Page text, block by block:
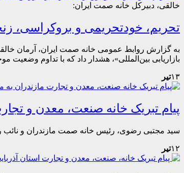
خالقی، دبیرکل خانه صمت ایران:
تحریم، خودتحریمی و بروکراسی،
به گزارش روابط عمومی خانه صمت ایران، آرمان
بازاریابی بین‌المللی»، هشدار داد که با تداوم وضعیت موجود، دستیابی به اهداف
۱۳تیر
پیام تبریک خانه صنعت، معدن و
سید مجتبی رضوی، رئیس خانه صمت مازندران و
۱۲تیر